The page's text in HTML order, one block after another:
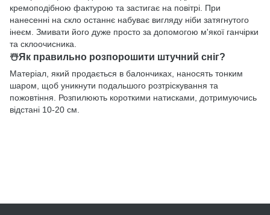
кремоподібною фактурою та застигає на повітрі. При
нанесенні на скло останнє набуває вигляду ніби затягнутого
інеєм. Змивати його дуже просто за допомогою м'якої ганчірки
та склоочисника.
☃️Як правильно розпорошити штучний сніг?
Матеріал, який продається в балончиках, наносять тонким
шаром, щоб уникнути подальшого розтріскування та
пожовтіння. Розпилюють короткими натисками, дотримуючись
відстані 10-20 см.